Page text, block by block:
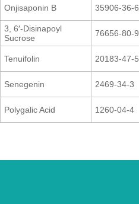
Onjisaponin B 35906-36-6
3, 6′-Disinapoyl
Sucrose
76656-80-9
Tenuifolin 20183-47-5
Senegenin 2469-34-3
Polygalic Acid 1260-04-4